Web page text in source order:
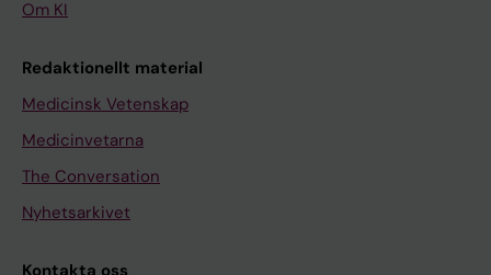
Om KI
Redaktionellt material
Medicinsk Vetenskap
Medicinvetarna
The Conversation
Nyhetsarkivet
Kontakta oss